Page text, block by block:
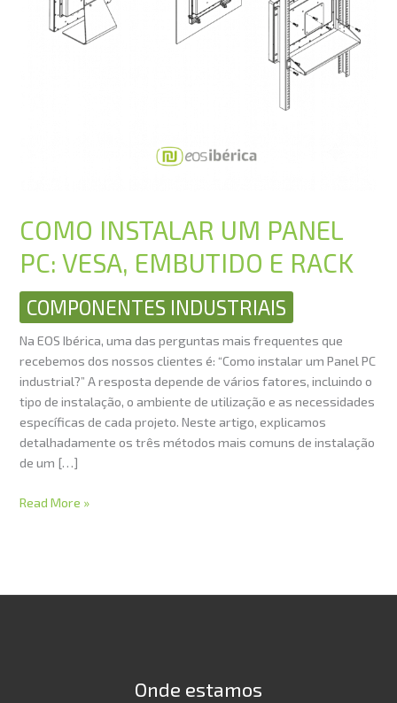
COMO INSTALAR UM PANEL
PC: VESA, EMBUTIDO E RACK
COMPONENTES INDUSTRIAIS
Na EOS Ibérica, uma das perguntas mais frequentes que
recebemos dos nossos clientes é: “Como instalar um Panel PC
industrial?” A resposta depende de vários fatores, incluindo o
tipo de instalação, o ambiente de utilização e as necessidades
específicas de cada projeto. Neste artigo, explicamos
detalhadamente os três métodos mais comuns de instalação
de um […]
Read More »
Onde estamos